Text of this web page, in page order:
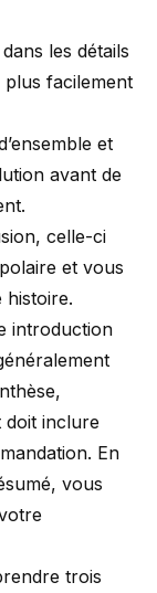
les détails
facilement
et
avant de
celle-ci
et vous
histoire.
introduction
doit inclure
En
vous
trois